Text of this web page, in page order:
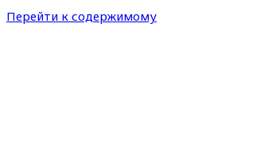
Перейти к содержимому